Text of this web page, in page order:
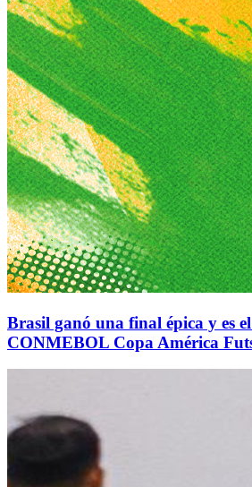
Brasil ganó una final épica y es
CONMEBOL Copa América